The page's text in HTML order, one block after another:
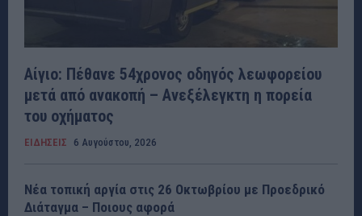
Αίγιο: Πέθανε 54χρονος οδηγός λεωφορείου
μετά από ανακοπή – Ανεξέλεγκτη η πορεία
του οχήματος
ΕΙΔΗΣΕΙΣ 6 Αυγούστου, 2026
Νέα τοπική αργία στις 26 Οκτωβρίου με Προεδρικό
Διάταγμα – Ποιους αφορά